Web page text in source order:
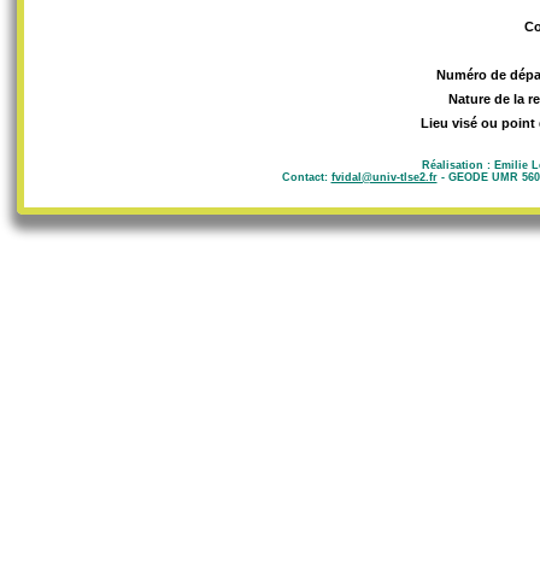
Numéro de
Nature de la
Lieu visé ou point
Réalisation : Emilie
Contact: fvidal@univ-tlse2.fr- GEODE UMR